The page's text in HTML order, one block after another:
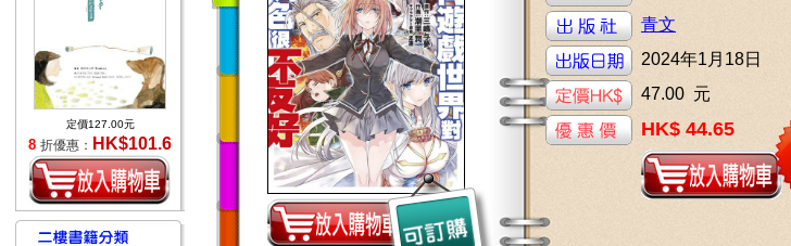
定價127.00元
8 折優惠： HK$101.6
青文
2024年1月18日
47.00 元
HK$ 44.65